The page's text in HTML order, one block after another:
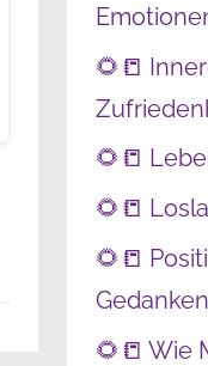
🌻📒
🌻📒
🌻📒
🌻📒
Gedanken
🌻📒 Wie